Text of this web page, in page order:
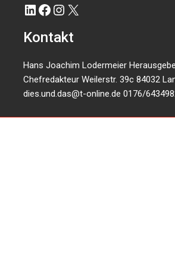
LinkedIn
Facebook
Instagram
X
Kontakt
Hans Joachim Lodermeier
Chefredakteur Weilerstr. 39c 84032
dies.und.das@t-online.de 0176/